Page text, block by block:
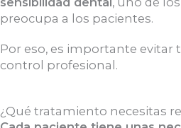
preocupa a los pacientes.
Por eso, es importante evitar
control profesional.
¿Qué tratamiento necesitas